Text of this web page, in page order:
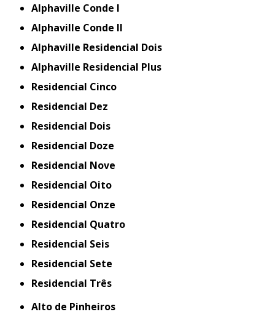
Alphaville Conde I
Alphaville Conde II
Alphaville Residencial Dois
Alphaville Residencial Plus
Residencial Cinco
Residencial Dez
Residencial Dois
Residencial Doze
Residencial Nove
Residencial Oito
Residencial Onze
Residencial Quatro
Residencial Seis
Residencial Sete
Residencial Três
Alto de Pinheiros